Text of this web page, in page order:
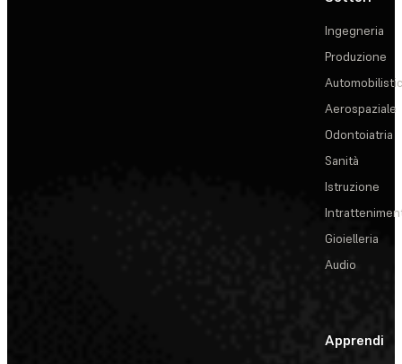
Ingegneria
Produzione
Aerospaziale
Odontoiatria
Sanità
Istruzione
Gioielleria
Audio
Apprendi